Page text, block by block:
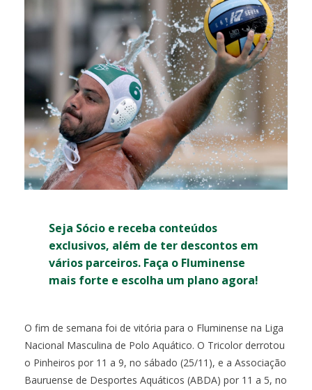
Seja Sócio e receba conteúdos
exclusivos, além de ter descontos em
vários parceiros. Faça o Fluminense
mais forte e escolha um plano agora!
O fim de semana foi de vitória para o Fluminense na Liga
Nacional Masculina de Polo Aquático. O Tricolor derrotou
o Pinheiros por 11 a 9, no sábado (25/11), e a Associação
Bauruense de Desportes Aquáticos (ABDA) por 11 a 5, no